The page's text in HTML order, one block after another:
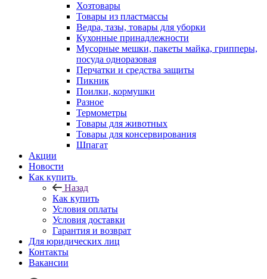
Хозтовары
Товары из пластмассы
Ведра, тазы, товары для уборки
Кухонные принадлежности
Мусорные мешки, пакеты майка, грипперы,
посуда одноразовая
Перчатки и средства защиты
Пикник
Поилки, кормушки
Разное
Термометры
Товары для животных
Товары для консервирования
Шпагат
Акции
Новости
Как купить
Назад
Как купить
Условия оплаты
Условия доставки
Гарантия и возврат
Для юридических лиц
Контакты
Вакансии